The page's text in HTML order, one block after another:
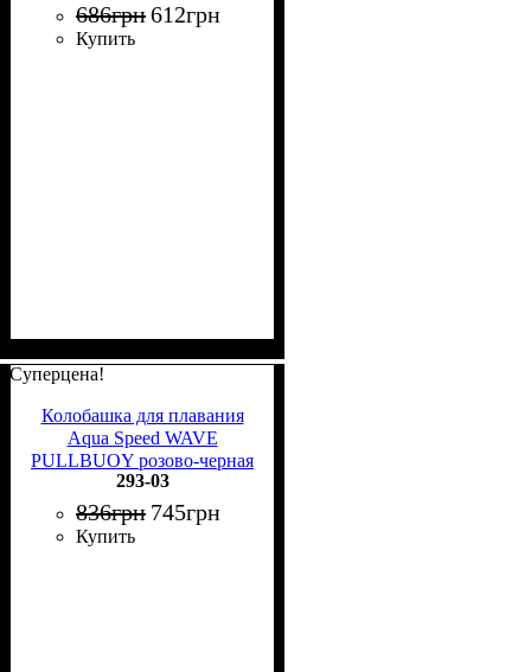
686грн612грн
Купить
Суперцена!
Колобашка для плавания
Aqua Speed WAVE
PULLBUOY розово-черная
293-03
293-03
836грн 745грн
Купить